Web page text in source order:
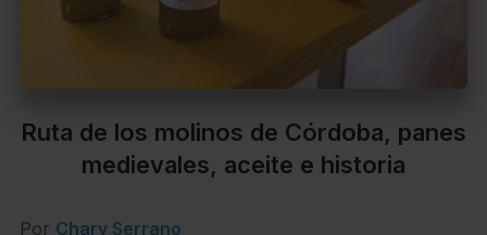
Ruta de los molinos de Córdoba, panes
medievales, aceite e historia
Por Chary Serrano